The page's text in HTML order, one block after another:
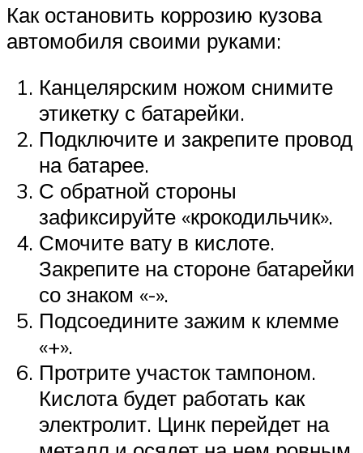
Как остановить коррозию кузова
автомобиля своими руками:
Канцелярским ножом снимите
этикетку с батарейки.
Подключите и закрепите провод
на батарее.
С обратной стороны
зафиксируйте «крокодильчик».
Смочите вату в кислоте.
Закрепите на стороне батарейки
со знаком «-».
Подсоедините зажим к клемме
«+».
Протрите участок тампоном.
Кислота будет работать как
электролит. Цинк перейдет на